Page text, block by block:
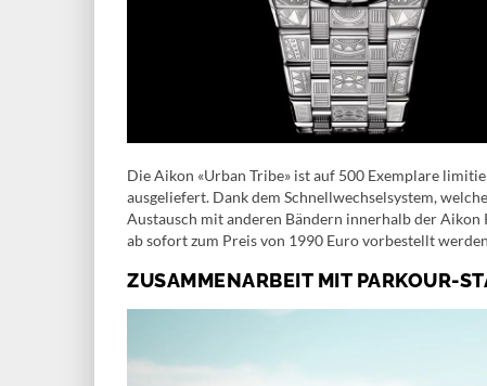
Die Aikon «Urban Tribe» ist auf 500 Exemplare
ausgeliefert. Dank dem Schnellwechselsystem,
Austausch mit anderen Bändern innerhalb der
ab sofort zum Preis von 1990 Euro vorbestellt
ZUSAMMENARBEIT MIT PARKOUR-